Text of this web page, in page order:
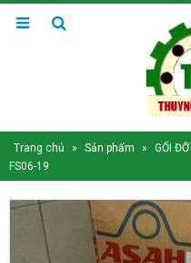
Trang chủ » Sản phẩm » GỐI ĐỠ
FS06-19